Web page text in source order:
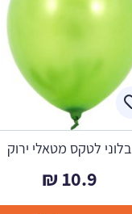
בלוני לטקס מטאלי ירוק
10.9
₪